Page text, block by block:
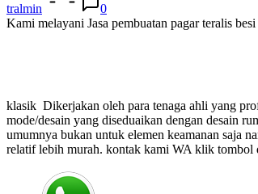
tralmin
0
Kami melayani Jasa pembuatan pagar teralis
klasik Dikerjakan oleh para tenaga ahli yang
mode/desain yang diseduaikan dengan desain
umumnya bukan untuk elemen keamanan saja
relatif lebih murah. kontak kami WA klik tombol